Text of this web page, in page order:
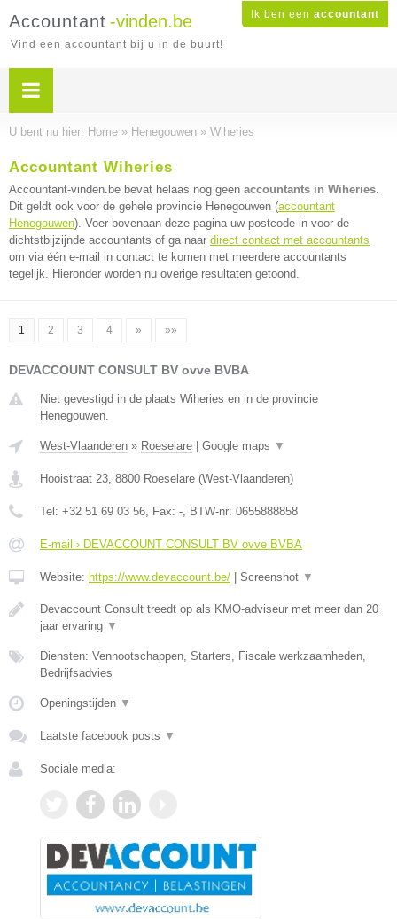
Ik ben een accountant
Accountant -vinden.be
Vind een accountant bij u in de buurt!
U bent nu hier: Home » Henegouwen » Wiheries
Accountant Wiheries
Accountant-vinden.be bevat helaas nog geen accountants in Wiheries.
Dit geldt ook voor de gehele provincie Henegouwen (accountant
Henegouwen). Voer bovenaan deze pagina uw postcode in voor de
dichtstbijzijnde accountants of ga naar direct contact met accountants
om via één e-mail in contact te komen met meerdere accountants
tegelijk. Hieronder worden nu overige resultaten getoond.
1 2 3 4 » »»
DEVACCOUNT CONSULT BV ovve BVBA
Niet gevestigd in de plaats Wiheries en in de provincie
Henegouwen.
West-Vlaanderen » Roeselare Google maps ▼
Hooistraat 23, 8800 Roeselare (West-Vlaanderen)
Tel: +32 51 69 03 56, Fax: -, BTW-nr: 0655888858
E-mail › DEVACCOUNT CONSULT BV ovve BVBA
Website: https://www.devaccount.be/ Screenshot ▼
Devaccount Consult treedt op als KMO-adviseur met meer dan 20
jaar ervaring ▼
Diensten: Vennootschappen, Starters, Fiscale werkzaamheden,
Bedrijfsadvies
Openingstijden ▼
Laatste facebook posts ▼
Sociale media: